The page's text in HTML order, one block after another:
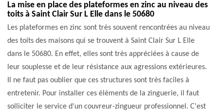
La mise en place des plateformes en zinc au niveau des
toits à Saint Clair Sur L Elle dans le 50680
Les plateformes en zinc sont très souvent rencontrées au niveau
des toits des maisons qui se trouvent à Saint Clair Sur L Elle
dans le 50680. En effet, elles sont très appréciées à cause de
leur souplesse et de leur résistance aux agressions extérieures.
Il ne faut pas oublier que ces structures sont très faciles à
entretenir. Pour installer ces éléments de la zinguerie, il faut
solliciter le service d'un couvreur-zingueur professionnel. C'est